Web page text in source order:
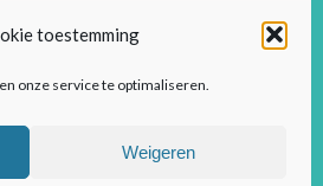
toestemming
onze service te optimaliseren.
Weigeren
jehier